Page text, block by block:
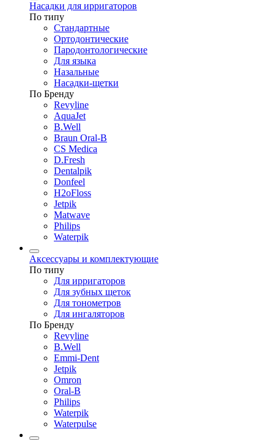
Насадки для ирригаторов
По типу
Стандартные
Ортодонтические
Пародонтологические
Для языка
Назальные
Насадки-щетки
По Бренду
Revyline
AquaJet
B.Well
Braun Oral-B
CS Medica
D.Fresh
Dentalpik
Donfeel
H2oFloss
Jetpik
Matwave
Philips
Waterpik
Аксессуары и комплектующие
По типу
Для ирригаторов
Для зубных щеток
Для тонометров
Для ингаляторов
По Бренду
Revyline
B.Well
Emmi-Dent
Jetpik
Omron
Oral-B
Philips
Waterpik
Waterpulse